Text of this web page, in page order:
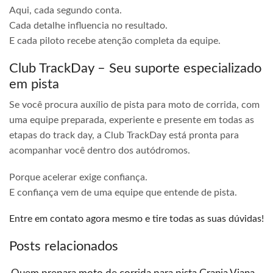
Aqui, cada segundo conta.
Cada detalhe influencia no resultado.
E cada piloto recebe atenção completa da equipe.
Club TrackDay – Seu suporte especializado
em pista
Se você procura auxílio de pista para moto de corrida, com
uma equipe preparada, experiente e presente em todas as
etapas do track day, a Club TrackDay está pronta para
acompanhar você dentro dos autódromos.
Porque acelerar exige confiança.
E confiança vem de uma equipe que entende de pista.
Entre em contato agora mesmo e tire todas as suas dúvidas!
Posts relacionados